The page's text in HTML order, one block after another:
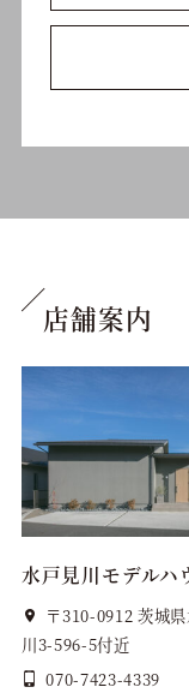
店舗案内
水戸見川モデルハ
〒310-0912 茨城
川3-596-5付近
070-7423-4339